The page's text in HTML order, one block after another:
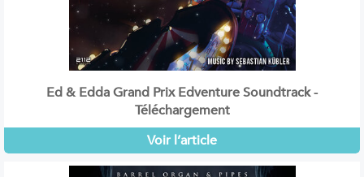
Ed & Edda Grand Prix Edventure Soundtrack -
Téléchargement
Voir l’article